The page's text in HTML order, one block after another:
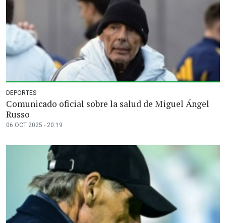
DEPORTES
Comunicado oficial sobre la salud de Miguel Ángel
Russo
06 OCT 2025 - 20:19